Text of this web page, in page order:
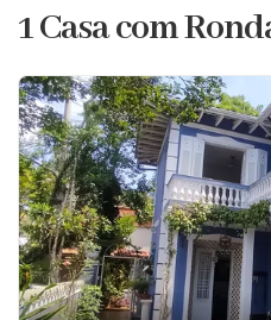
1 Casa com